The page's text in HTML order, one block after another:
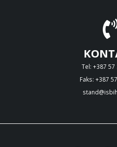
Tel: +387 57
Faks: +387